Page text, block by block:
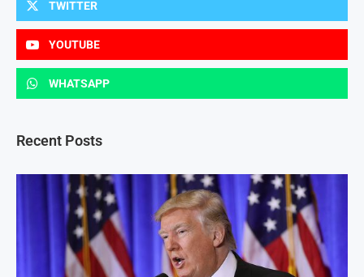
TWITTER
YOUTUBE
WHATSAPP
Recent Posts